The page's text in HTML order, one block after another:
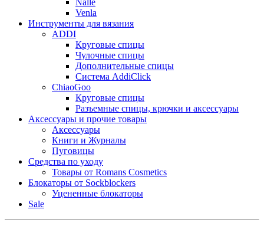
Nalle
Venla
Инструменты для вязания
ADDI
Круговые спицы
Чулочные спицы
Дополнительные спицы
Система AddiClick
ChiaoGoo
Круговые спицы
Разъемные спицы, крючки и аксессуары
Аксессуары и прочие товары
Аксессуары
Книги и Журналы
Пуговицы
Средства по уходу
Товары от Romans Cosmetics
Блокаторы от Sockblockers
Уцененные блокаторы
Sale